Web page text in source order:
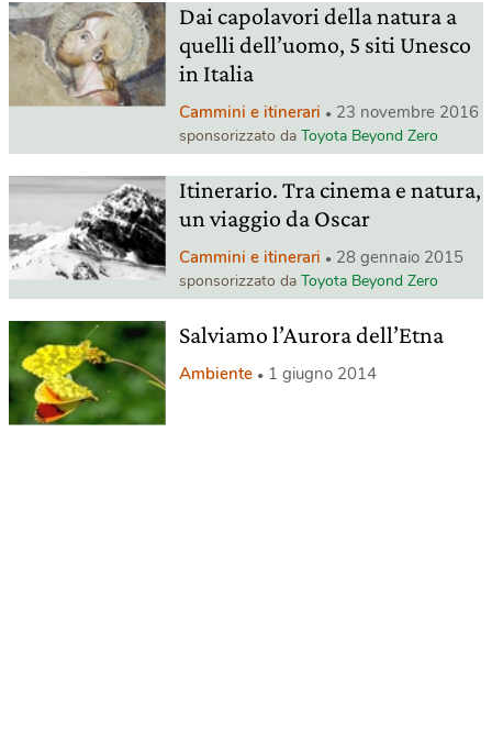
Dai capolavori della natura a
quelli dell’uomo, 5 siti Unesco
in Italia
Cammini e itinerari 23 novembre 2016
sponsorizzato da Toyota Beyond Zero
Itinerario. Tra cinema e natura,
un viaggio da Oscar
Cammini e itinerari 28 gennaio 2015
sponsorizzato da Toyota Beyond Zero
Salviamo l’Aurora dell’Etna
Ambiente 1 giugno 2014